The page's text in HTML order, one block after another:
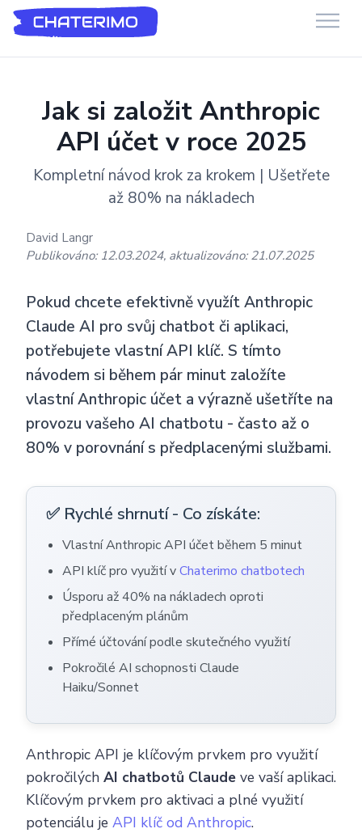
Jak si založit Anthropic
API účet v roce 2025
Kompletní návod krok za krokem | Ušetřete
až 80% na nákladech
David Langr
Publikováno: 12.03.2024, aktualizováno: 21.07.2025
Pokud chcete efektivně využít Anthropic
Claude AI pro svůj chatbot či aplikaci,
potřebujete vlastní API klíč. S tímto
návodem si během pár minut založíte
vlastní Anthropic účet a výrazně ušetříte na
provozu vašeho AI chatbotu - často až o
80% v porovnání s předplacenými službami.
✅ Rychlé shrnutí - Co získáte:
Vlastní Anthropic API účet během 5 minut
API klíč pro využití vChaterimo chatbotech
Úsporu až 40% na nákladech oproti
předplaceným plánům
Přímé účtování podle skutečného využití
Pokročilé AI schopnosti Claude
Haiku/Sonnet
Anthropic API je klíčovým prvkem pro využití
pokročilých AI chatbotů Claude ve vaší aplikaci.
Klíčovým prvkem pro aktivaci a plné využití
potenciálu je API klíč od Anthropic.
Chaterimo Podpora